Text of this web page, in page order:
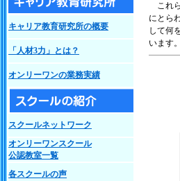
これ
にとら
して何
います。
キャリア教育研究所の概要
「人材3力」とは？
オンリーワンの業務実績
スクールネットワーク
オンリーワンスクール
公認教室一覧
各スクールの声